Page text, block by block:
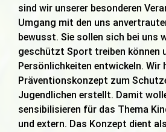
sind wir unserer besonderen
Umgang mit den uns
bewusst. Sie sollen sich bei uns
geschützt Sport treiben können
Persönlichkeiten entwickeln. Wir
Präventionskonzept zum
Jugendlichen erstellt. Damit
sensibilisieren für das Thema
und extern. Das Konzept dient als